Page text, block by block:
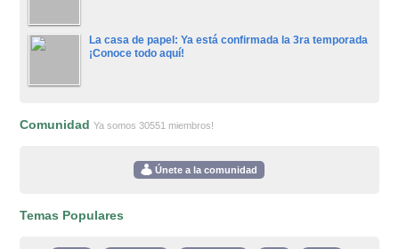
La casa de papel: Ya está confirmada la 3ra temporada
¡Conoce todo aquí!
ComunidadYa somos 30551 miembros!
Únete a la comunidad
Temas Populares